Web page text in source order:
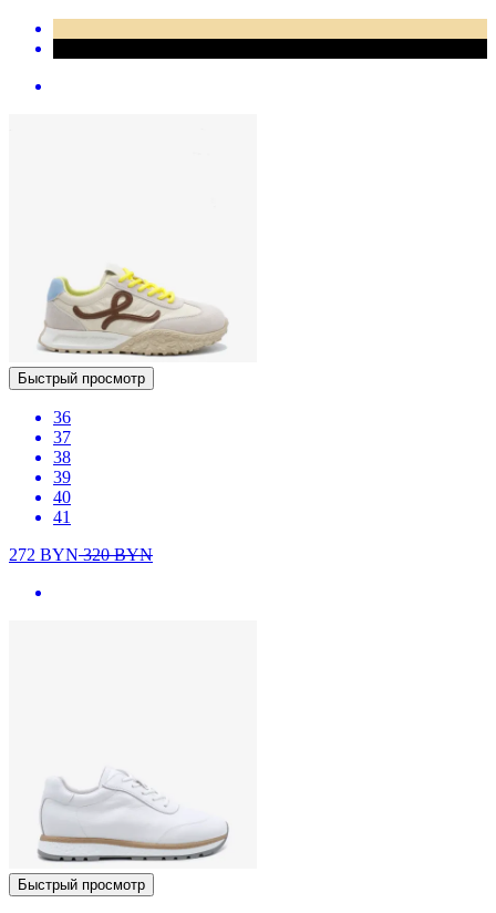
Быстрый просмотр
36
37
38
39
40
41
272 BYN320BYN
Быстрый просмотр